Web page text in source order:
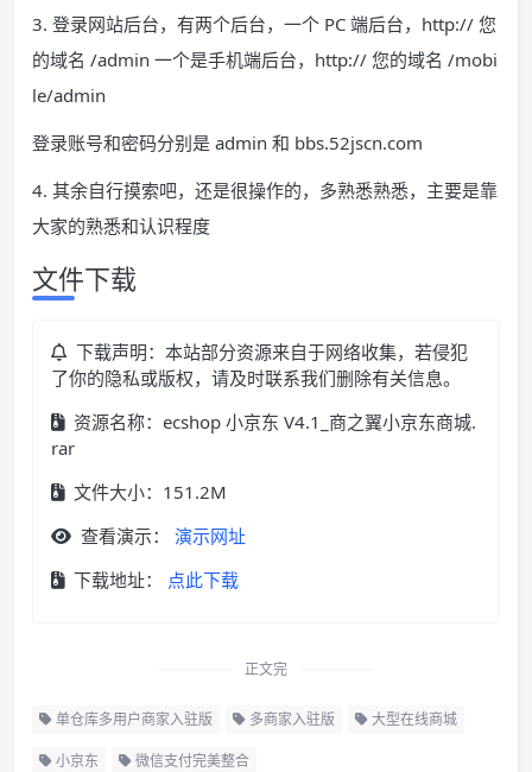
3. 登录网站后台，有两个后台，一个 PC 端后台，http:// 您
的域名 /admin 一个是手机端后台，http:// 您的域名 /mobi
le/admin
登录账号和密码分别是 admin 和 bbs.52jscn.com
4. 其余自行摸索吧，还是很操作的，多熟悉熟悉，主要是靠
大家的熟悉和认识程度
文件下载
下载声明：本站部分资源来自于网络收集，若侵犯
了你的隐私或版权，请及时联系我们删除有关信息。
资源名称：ecshop 小京东 V4.1_商之翼小京东商城.
rar
文件大小：151.2M
查看演示：
演示网址
下载地址：
点此下载
正文完
单仓库多用户商家入驻版 多商家入驻版 大型在线商城
小京东 微信支付完美整合